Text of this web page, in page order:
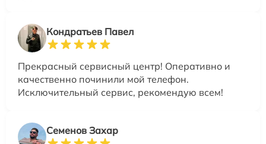
Кондратьев Павел
Прекрасный сервисный центр! Оперативно и
качественно починили мой телефон.
Исключительный сервис, рекомендую всем!
Семенов Захар